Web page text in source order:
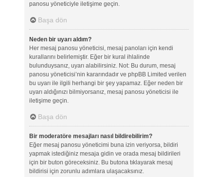
panosu yöneticiyle iletişime geçin.
Başa dön
Neden bir uyarı aldım?
Her mesaj panosu yöneticisi, mesaj panoları için kendi
kurallarını belirlemiştir. Eğer bir kural ihlalinde
bulunduysanız, uyarı alabilirsiniz. Not: Bu durum, mesaj
panosu yöneticisi’nin kararındadır ve phpBB Limited verilen
bu uyarı ile ilgili herhangi bir şey yapamaz. Eğer neden bir
uyarı aldığınızı bilmiyorsanız, mesaj panosu yöneticisi ile
iletişime geçin.
Başa dön
Bir moderatöre mesajları nasıl bildirebilirim?
Eğer mesaj panosu yöneticimi buna izin veriyorsa, bildiri
yapmak istediğiniz mesaja gidin ve orada mesaj bildirileri
için bir buton göreceksiniz. Bu butona tıklayarak mesaj
bildirisi için zorunlu adımlara ulaşacaksınız.